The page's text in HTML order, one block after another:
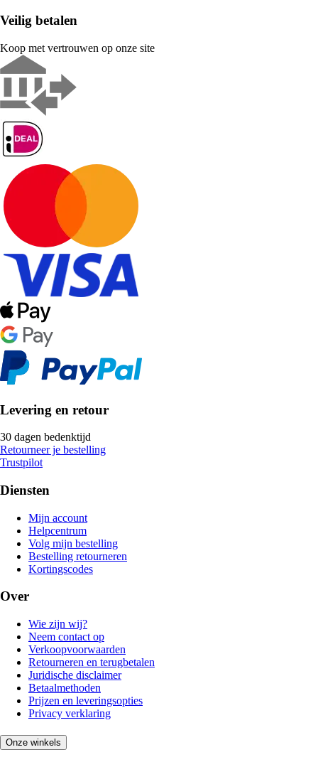
Veilig betalen
Koop met vertrouwen op onze site
Levering en retour
30 dagen bedenktijd
Retourneer je bestelling
Trustpilot
Diensten
Mijn account
Helpcentrum
Volg mijn bestelling
Bestelling retourneren
Kortingscodes
Over
Wie zijn wij?
Neem contact op
Verkoopvoorwaarden
Retourneren en terugbetalen
Juridische disclaimer
Betaalmethoden
Prijzen en leveringsopties
Privacy verklaring
Onze winkels